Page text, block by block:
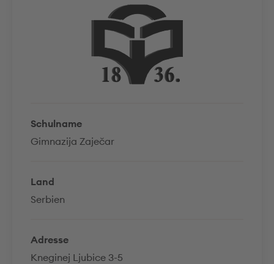
Schulname
Gimnazija Zaječar
Land
Serbien
Adresse
Kneginej Ljubice 3-5